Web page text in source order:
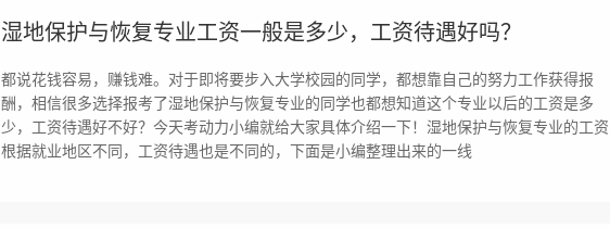
湿地保护与恢复专业工资一般是多少，工资待遇好吗？
都说花钱容易，赚钱难。对于即将要步入大学校园的同学，都想靠自己的努力工作获得报
酬，相信很多选择报考了湿地保护与恢复专业的同学也都想知道这个专业以后的工资是多
少，工资待遇好不好？今天考动力小编就给大家具体介绍一下！湿地保护与恢复专业的工资
根据就业地区不同，工资待遇也是不同的，下面是小编整理出来的一线